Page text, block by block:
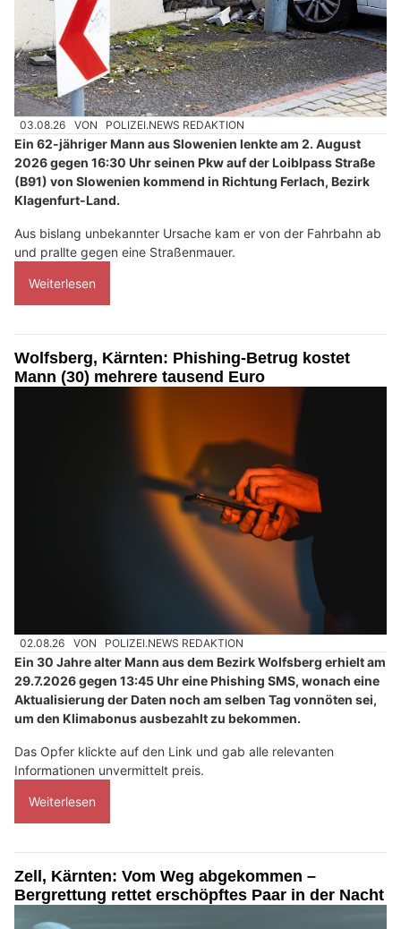
03.08.26 VON POLIZEI.NEWS REDAKTION
Ein 62-jähriger Mann aus Slowenien lenkte am 2. August
2026 gegen 16:30 Uhr seinen Pkw auf der Loiblpass Straße
(B91) von Slowenien kommend in Richtung Ferlach, Bezirk
Klagenfurt-Land.
Aus bislang unbekannter Ursache kam er von der Fahrbahn ab
und prallte gegen eine Straßenmauer.
Weiterlesen
Wolfsberg, Kärnten: Phishing-Betrug kostet
Mann (30) mehrere tausend Euro
02.08.26 VON POLIZEI.NEWS REDAKTION
Ein 30 Jahre alter Mann aus dem Bezirk Wolfsberg erhielt am
29.7.2026 gegen 13:45 Uhr eine Phishing SMS, wonach eine
Aktualisierung der Daten noch am selben Tag vonnöten sei,
um den Klimabonus ausbezahlt zu bekommen.
Das Opfer klickte auf den Link und gab alle relevanten
Informationen unvermittelt preis.
Weiterlesen
Zell, Kärnten: Vom Weg abgekommen –
Bergrettung rettet erschöpftes Paar in der Nacht